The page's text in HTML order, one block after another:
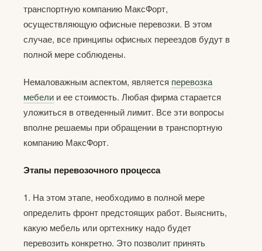
транспортную компанию МаксФорт,
осуществляющую офисные перевозки. В этом
случае, все принципы офисных переездов будут в
полной мере соблюдены.
Немаловажным аспектом, является перевозка
мебели и ее стоимость. Любая фирма старается
уложиться в отведенный лимит. Все эти вопросы
вполне решаемы при обращении в транспортную
компанию МаксФорт.
Этапы перевозочного процесса
1. На этом этапе, необходимо в полной мере
определить фронт предстоящих работ. Выяснить,
какую мебель или оргтехнику надо будет
перевозить конкретно. Это позволит принять